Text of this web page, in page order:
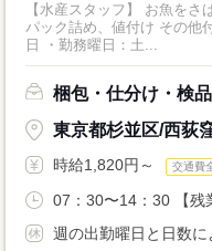
【水産スタッフ】 お魚をさ
パック詰め、値付け その他付随する
日 ・勤務曜日：土...
梱包・仕分け・検品
東京都杉並区/西荻
時給1,820円～ 交通費
07：30〜14：30 【残
週の出勤曜日と日数に